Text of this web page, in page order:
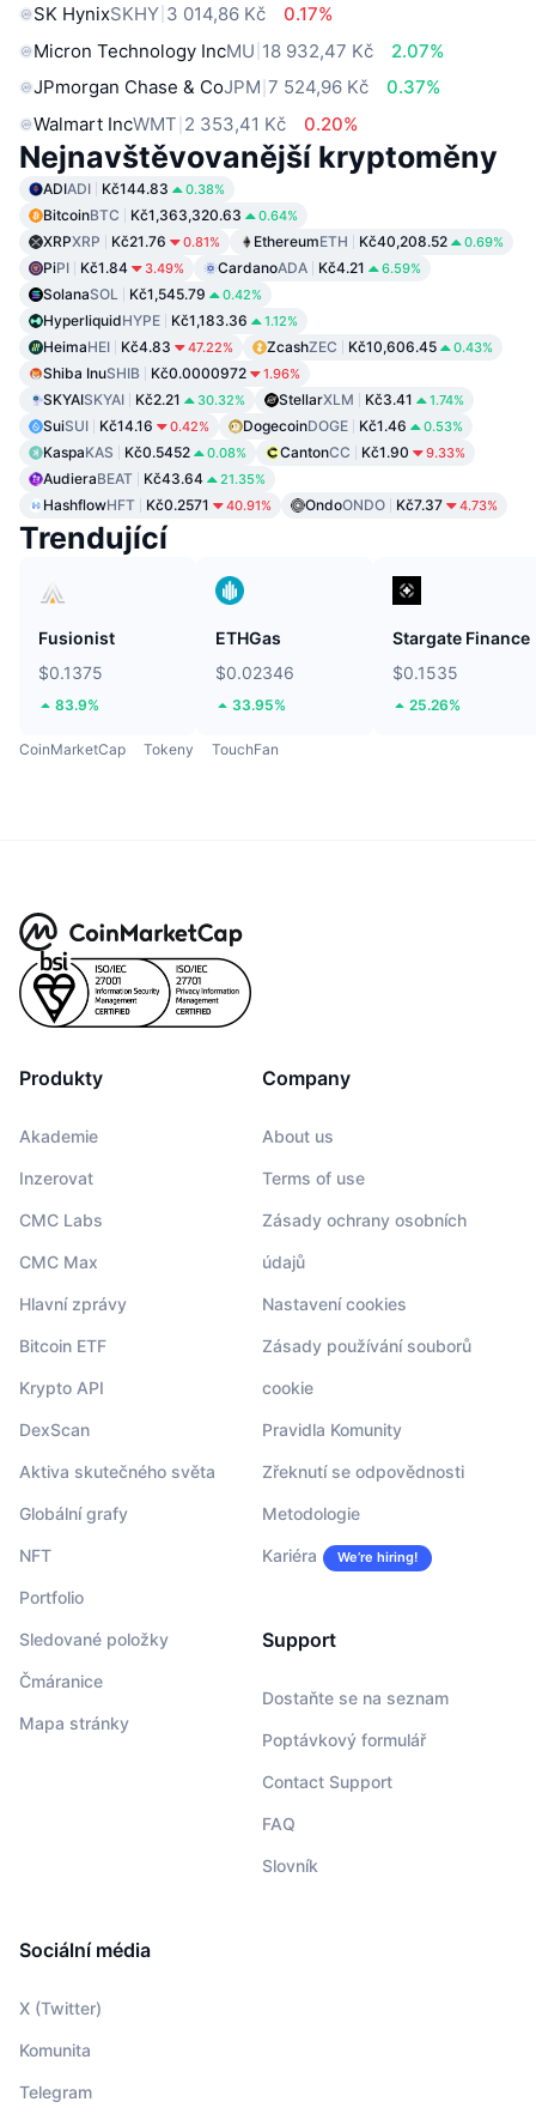
SK HynixSKHY 3 014,86 Kč
0.17%
Micron Technology IncMU 18 932,47 Kč
2.07%
JPmorgan Chase & CoJPM 7 524,96 Kč
0.37%
Walmart IncWMT 2 353,41 Kč 0.20%
Nejnavštěvovanější kryptoměny
ADIADI Kč144.83 0.38%
BitcoinBTC Kč1,363,320.63 0.64%
XRPXRP Kč21.76 0.81% EthereumETH Kč40,208.52 0.69%
PiPI Kč1.84 3.49% CardanoADA Kč4.21 6.59%
SolanaSOL Kč1,545.79 0.42%
HyperliquidHYPE Kč1,183.36 1.12%
HeimaHEI Kč4.83 47.22% ZcashZEC Kč10,606.45 0.43%
Shiba InuSHIB Kč0.0000972 1.96%
SKYAISKYAI Kč2.21 30.32% StellarXLM Kč3.41 1.74%
SuiSUI Kč14.16 0.42% DogecoinDOGE Kč1.46 0.53%
KaspaKAS Kč0.5452 0.08% CantonCC Kč1.90 9.33%
AudieraBEAT Kč43.64 21.35%
HashflowHFT Kč0.2571 40.91% OndoONDO Kč7.37 4.73%
Trendující
Fusionist
$0.1375
83.9%
ETHGas
$0.02346
33.95%
Stargate Finance
$0.1535
25.26%
CoinMarketCap Tokeny TouchFan
Produkty
Akademie
Inzerovat
CMC Labs
CMC Max
Hlavní zprávy
Bitcoin ETF
Krypto API
DexScan
Aktiva skutečného světa
Globální grafy
NFT
Portfolio
Sledované položky
Čmáranice
Mapa stránky
Company
About us
Terms of use
Zásady ochrany osobních
údajů
Nastavení cookies
Zásady používání souborů
cookie
Pravidla Komunity
Zřeknutí se odpovědnosti
Metodologie
Kariéra We’re hiring!
Support
Dostaňte se na seznam
Poptávkový formulář
Contact Support
FAQ
Slovník
Sociální média
X (Twitter)
Komunita
Telegram